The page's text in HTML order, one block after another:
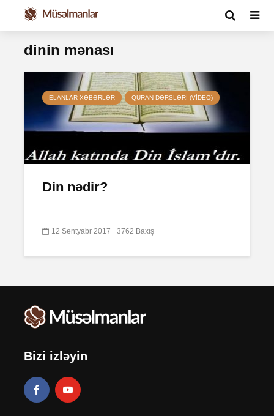
dinin mənası
ELANLAR-XƏBƏRLƏR QURAN DƏRSLƏRI (VIDEO)
Din nədir?
12 Sentyabr 2017 3762 Baxış
Bizi izləyin